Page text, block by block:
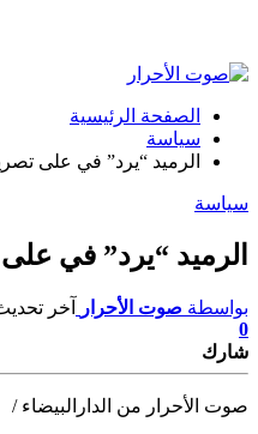
الصفحة الرئيسية
سياسة
الرميد “يرد” في على
سياسة
الرميد “يرد” في
بواسطة صوت الأحرار آخر
0
شارك
صوت الأحرار من الدارالبيضاء /